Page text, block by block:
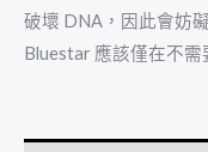
破壞 DNA，因此會妨
Bluestar 應該僅在不需